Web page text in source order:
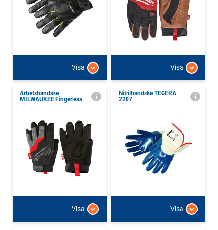
Visa Visa
Arbetshandske
MILWAUKEE Fingerless
Visa
Nitrilhandske TEGERA
2207
Visa